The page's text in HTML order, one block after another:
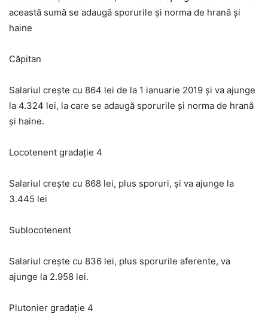
această sumă se adaugă sporurile şi norma de hrană şi
haine
Căpitan
Salariul creşte cu 864 lei de la 1 ianuarie 2019 şi va ajunge
la 4.324 lei, la care se adaugă sporurile şi norma de hrană
şi haine.
Locotenent gradaţie 4
Salariul creşte cu 868 lei, plus sporuri, şi va ajunge la
3.445 lei
Sublocotenent
Salariul creşte cu 836 lei, plus sporurile aferente, va
ajunge la 2.958 lei.
Plutonier gradaţie 4